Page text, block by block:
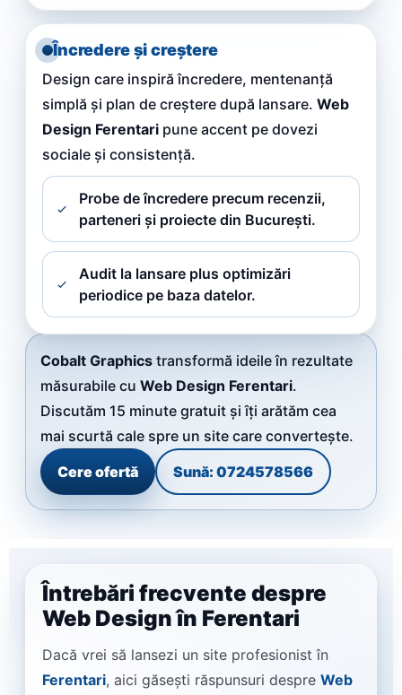
Încredere și creștere
Design care inspiră încredere, mentenanță
simplă și plan de creștere după lansare. Web
Design Ferentari pune accent pe dovezi
sociale și consistență.
Probe de încredere precum recenzii,
parteneri și proiecte din București.
Audit la lansare plus optimizări
periodice pe baza datelor.
Cobalt Graphics transformă ideile în rezultate
măsurabile cu Web Design Ferentari.
Discutăm 15 minute gratuit și îți arătăm cea
mai scurtă cale spre un site care convertește.
Cere ofertă
Sună: 0724578566
Întrebări frecvente despre
Web Design în Ferentari
Dacă vrei să lansezi un site profesionist în
Ferentari, aici găsești răspunsuri despre Web